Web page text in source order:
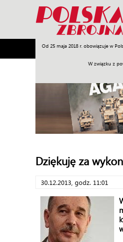
Od 25 maja 2018 r. obowiązuje w
W związku z
Armia Poligon Sprzęt
Dziękuję za
30.12.2013, godz. 11:01